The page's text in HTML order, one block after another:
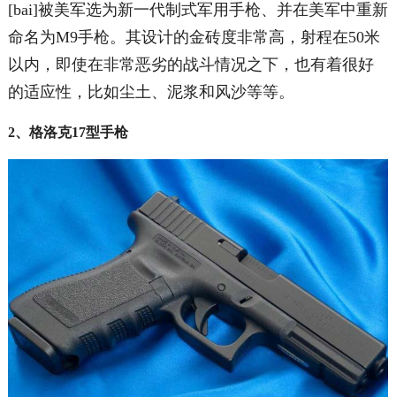
[bai]被美军选为新一代制式军用手枪、并在美军中重新
命名为M9手枪。其设计的金砖度非常高，射程在50米
以内，即使在非常恶劣的战斗情况之下，也有着很好
的适应性，比如尘土、泥浆和风沙等等。
2、格洛克17型手枪